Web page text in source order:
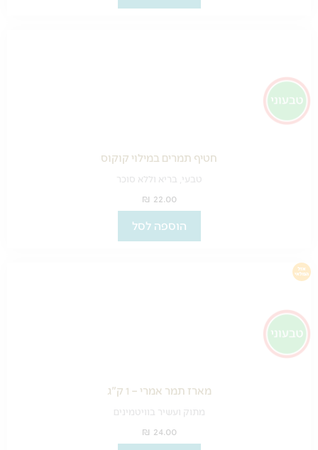
חטיף תמרים במילוי קוקוס
טבעי, בריא וללא סוכר
₪ 22.00
הוספה לסל
מארז תמר אמרי – 1 ק"ג
מתוק ועשיר בוויטמינים
₪ 24.00